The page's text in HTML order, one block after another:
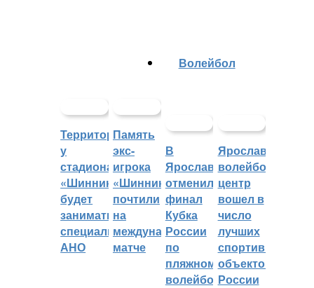
Территорией
у
стадиона
«Шинник»
будет
заниматься
специальное
АНО
Память
экс-
игрока
«Шинника»
почтили
на
международном
матче
Волейбол
В
Ярославле
отменили
финал
Кубка
России
по
пляжному
волейболу
Ярославский
волейбольный
центр
вошел в
число
лучших
спортивных
объектов
России